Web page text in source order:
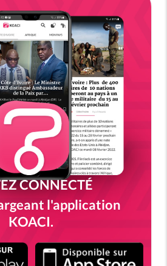
CONNECTÉ
l'application
KOACI.